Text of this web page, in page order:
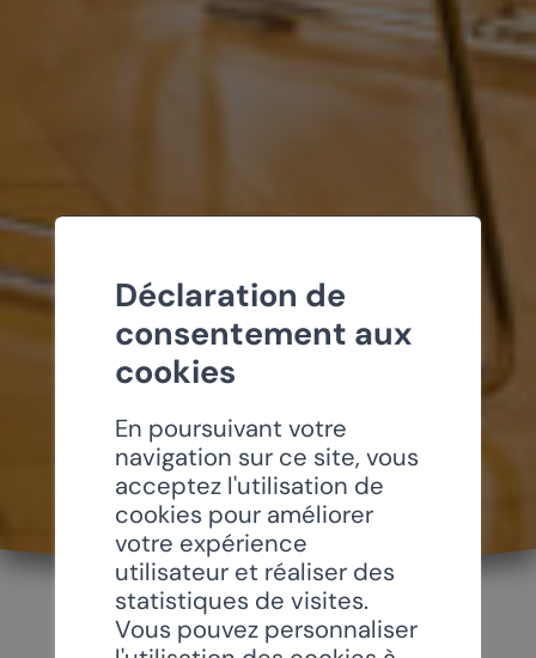
Déclaration de
consentement aux
cookies
En poursuivant votre
navigation sur ce site, vous
acceptez l'utilisation de
cookies pour améliorer
votre expérience
utilisateur et réaliser des
statistiques de visites.
Vous pouvez personnaliser